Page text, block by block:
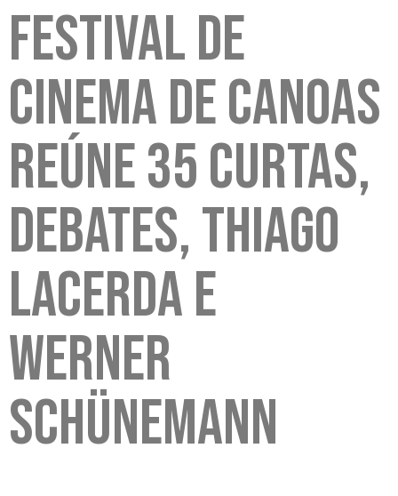
Festival de
Cinema de Canoas
reúne 35 curtas,
debates, Thiago
Lacerda e
Werner
Schünemann